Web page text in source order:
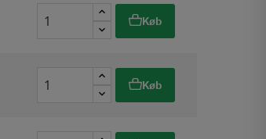
Køb
Køb